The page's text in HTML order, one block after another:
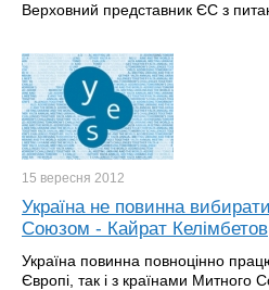
Верховний представник ЄС з
15 вересня 2012
Україна не повинна
Союзом - Кайрат Келімбетов
Україна повинна повноцінно
Європі, так і з країнами Митного